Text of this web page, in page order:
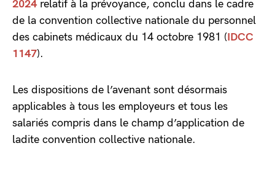
2024relatif à la prévoyance, conclu dans le cadre
de la convention collective nationale du personnel
des cabinets médicaux du 14 octobre 1981 (IDCC
1147).
Les dispositions de l’avenant sont désormais
applicables à tous les employeurs et tous les
salariés compris dans le champ d’application de
ladite convention collective nationale.